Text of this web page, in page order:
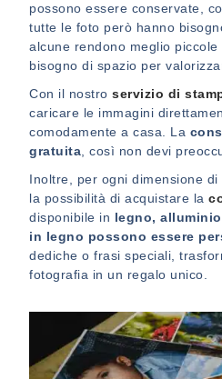
possono essere conservate,
tutte le foto però hanno
alcune rendono meglio
bisogno di spazio per
Con il nostroservizio di
caricare le immagini
comodamente a casa. La
gratuita , così non devi
Inoltre, per ogni dimensione
la possibilità di acquistare la
disponibile in legno,
in legno possono essere
dediche o frasi speciali,
fotografia in un regalo unico.